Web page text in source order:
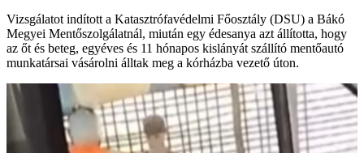
Vizsgálatot indított a Katasztrófavédelmi Főosztály (DSU) a Bákó
Megyei Mentőszolgálatnál, miután egy édesanya azt állította, hogy
az őt és beteg, egyéves és 11 hónapos kislányát szállító mentőautó
munkatársai vásárolni álltak meg a kórházba vezető úton.